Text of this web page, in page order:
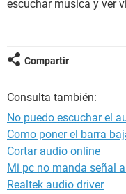
escuchar musica y ver
Compartir
Consulta también:
No puedo escuchar el
Como poner el barra
Cortar audio online
Mi pc no manda señal
Realtek audio driver